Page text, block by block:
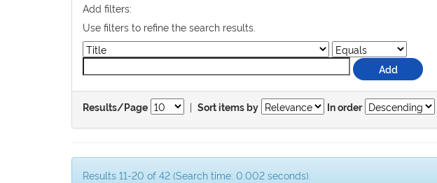
Add filters:
Use filters to refine the search results.
Results/Page | Sort items by In order
Results 11-20 of 42 (Search time: 0.002 seconds).